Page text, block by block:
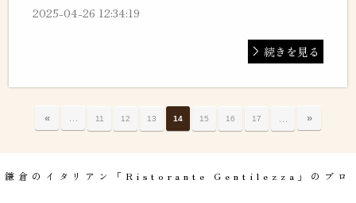
2025-04-26 12:34:19
続きを見る
« … 11 12 13 14 15 16 17 … »
鎌倉のイタリアン「Ristorante Gentilezza」のブロ